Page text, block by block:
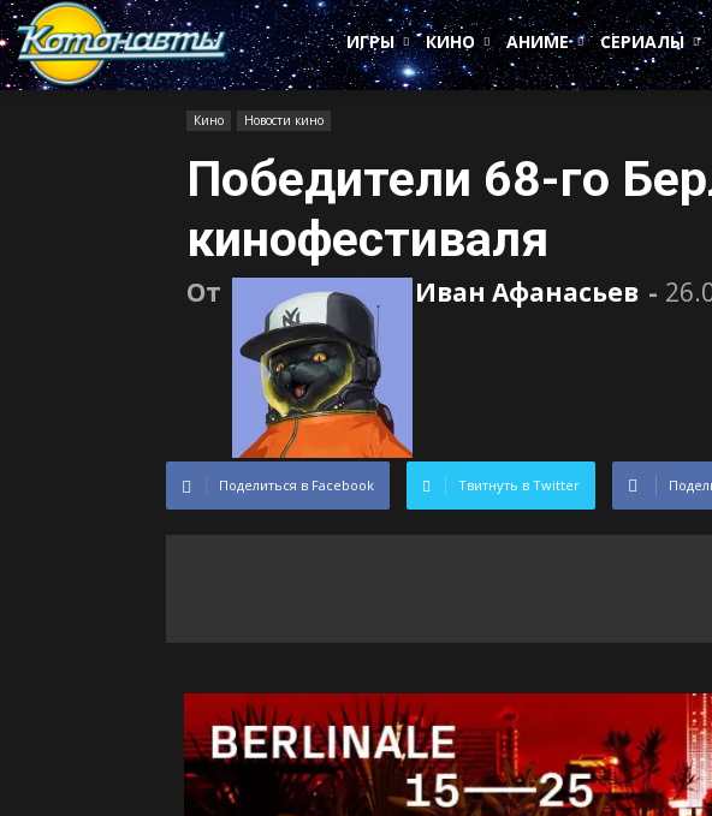
Котонавты
ИГРЫ
КИНО АНИМЕ СЕРИАЛЫ
Кино Новости кино
Победители 68-го
кинофестиваля
От Иван Афанасьев -
Поделиться в Facebook Твитнуть в Twitter